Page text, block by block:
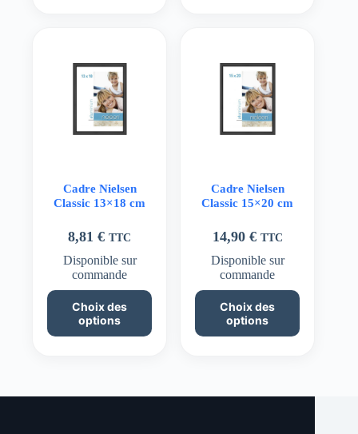
Cadre Nielsen
Classic 13×18 cm
8,81€ TTC
Disponible sur
commande
Choix des
options
Ce
produit
plusieurs
peuvent
Cadre Nielsen
Classic 15×20 cm
14,90 € TTC
Disponible sur
commande
Choix des
options
Ce
produit
plusieurs
peuvent